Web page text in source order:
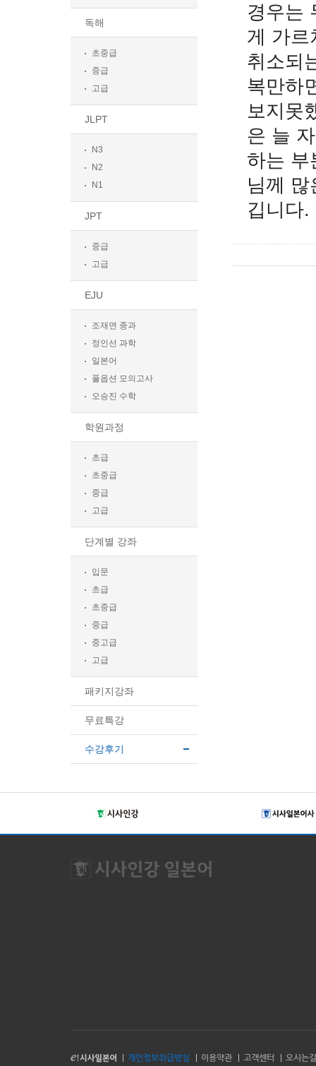
독해
초중급
중급
고급
JLPT
N3
N2
N1
JPT
중급
고급
EJU
조재면 종과
정인선 과학
일본어
풀옵션 모의고사
오승진 수학
학원과정
초급
초중급
중급
고급
단계별 강좌
입문
초급
초중급
중급
중고급
고급
패키지강좌
무료특강
수강후기
경우는
게 가르
취소되
복만하
보지못
은 늘
하는 부
님께
깁니다.
개인정보취급방침 이용약관 고객센터 오시는길